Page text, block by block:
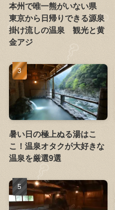
本州で唯一熊がいない県
東京から日帰りできる源泉
掛け流しの温泉 観光と黄
金アジ
暑い日の極上ぬる湯はこ
こ！温泉オタクが大好きな
温泉を厳選9選